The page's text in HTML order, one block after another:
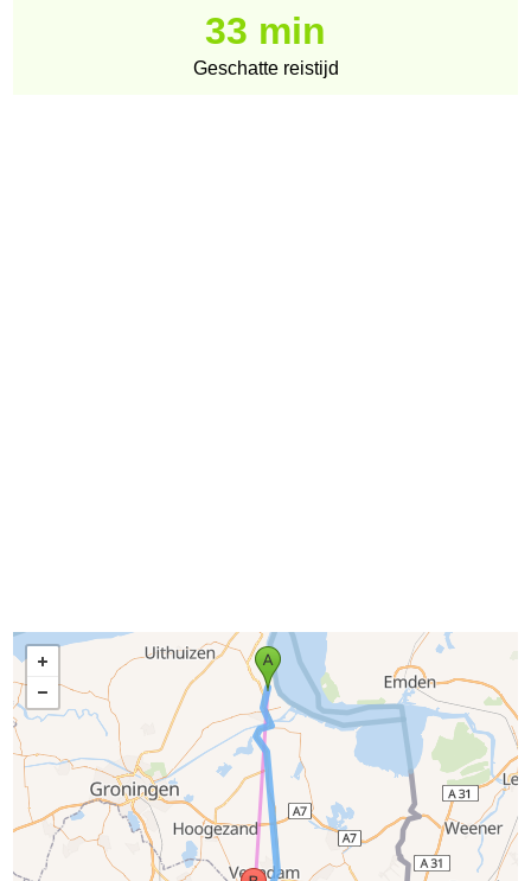
33 min
Geschatte reistijd